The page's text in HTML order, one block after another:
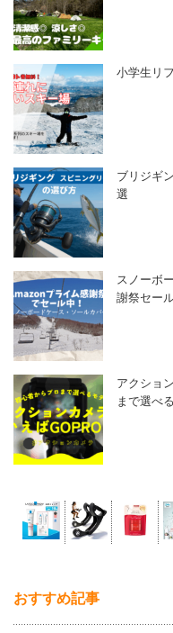
小学生リ
ブリジギ
選
スノーボ
謝祭セー
アクショ
まで選べ
おすすめ記事